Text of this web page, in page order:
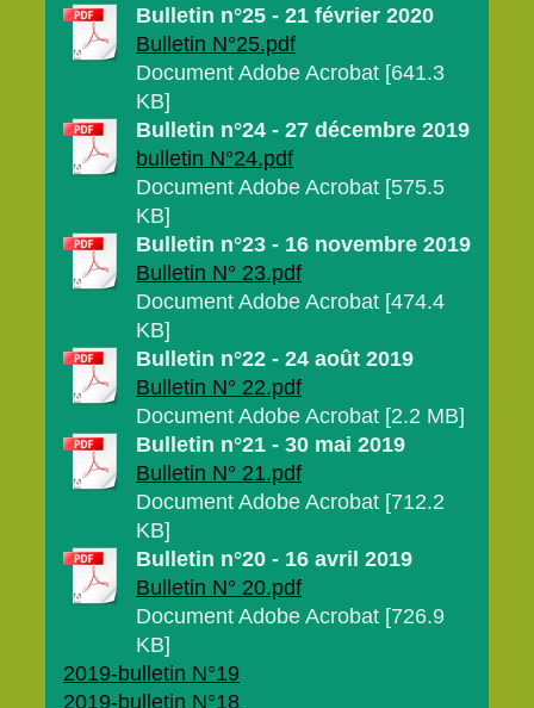
Bulletin n°25 - 21 février 2020
Bulletin N°25.pdf
Document Adobe Acrobat [641.3
KB]
Bulletin n°24 - 27 décembre 2019
bulletin N°24.pdf
Document Adobe Acrobat [575.5
KB]
Bulletin n°23 - 16 novembre 2019
Bulletin N° 23.pdf
Document Adobe Acrobat [474.4
KB]
Bulletin n°22 - 24 août 2019
Bulletin N° 22.pdf
Document Adobe Acrobat [2.2 MB]
Bulletin n°21 - 30 mai 2019
Bulletin N° 21.pdf
Document Adobe Acrobat [712.2
KB]
Bulletin n°20 - 16 avril 2019
Bulletin N° 20.pdf
Document Adobe Acrobat [726.9
KB]
2019-bulletin N°19
2019-bulletin N°18